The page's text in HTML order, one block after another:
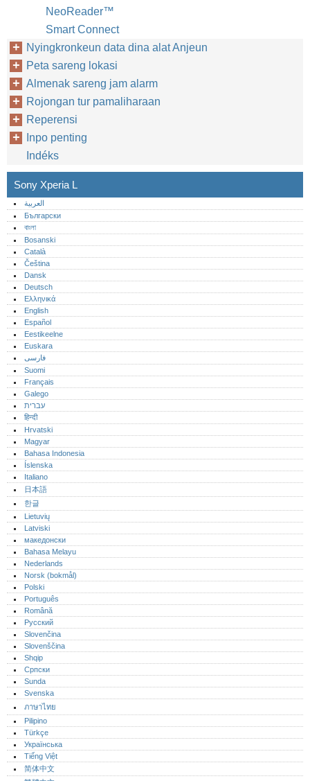
NeoReader™‎
Smart Connect
Nyingkronkeun data dina alat Anjeun
Peta sareng lokasi
Almenak sareng jam alarm
Rojongan tur pamaliharaan
Reperensi
Inpo penting
Indéks
Sony Xperia L
العربية
Български
বাংলা
Bosanski
Català
Čeština
Dansk
Deutsch
Ελληνικά
English
Español
Eestikeelne
Euskara
فارسی
Suomi
Français
Galego
עברית
हिन्दी
Hrvatski
Magyar
Bahasa Indonesia
Íslenska
Italiano
日本語
한글
Lietuvių
Latviski
македонски
Bahasa Melayu
Nederlands
Norsk (bokmål)‎
Polski
Português‎
Română
Русский
Slovenčina
Slovenščina
Shqip
Српски
Sunda
Svenska
ภาษาไทย
Pilipino
Türkçe
Українська
Tiếng Việt
简体中文